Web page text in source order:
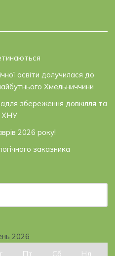
освіти долучилася до
Хмельниччини
збереження довкілля та
ХНУ
2026 року!
заказника
2026
Пт Сб Нд